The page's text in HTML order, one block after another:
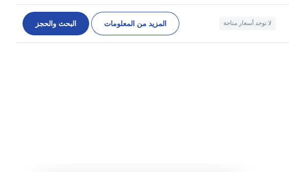
لا توجد أسعار متاحة المزيد من المعلومات البحث والحجز